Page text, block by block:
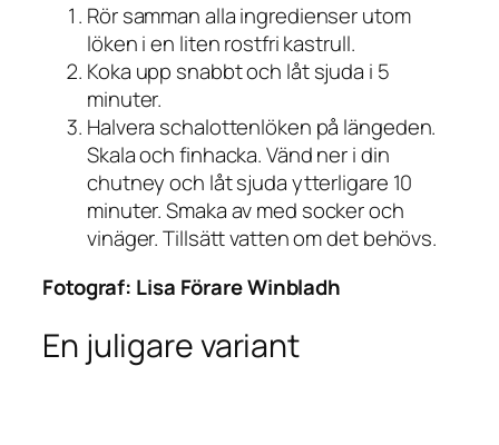
Rör samman alla ingredienser utom
löken i en liten rostfri kastrull.
Koka upp snabbt och låt sjuda i 5
minuter.
Halvera schalottenlöken på längeden.
Skala och finhacka. Vänd ner i din
chutney och låt sjuda ytterligare 10
minuter. Smaka av med socker och
vinäger. Tillsätt vatten om det behövs.
Fotograf: Lisa Förare Winbladh
En juligare variant